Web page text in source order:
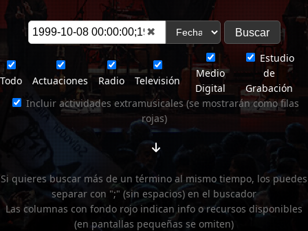
✖
Todo Actuaciones Radio Televisión
Medio
Digital
Estudio
de
Grabación
Incluir actividades extramusicales (se mostrarán como filas
rojas)
Si quieres buscar más de un término al mismo tiempo, los puedes
separar con ";" (sin espacios) en el buscador
Las columnas con fondo rojo indican info o recursos disponibles
(en pantallas pequeñas se omiten)